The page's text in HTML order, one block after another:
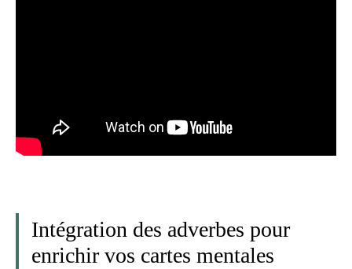
Intégration des adverbes pour
enrichir vos cartes mentales